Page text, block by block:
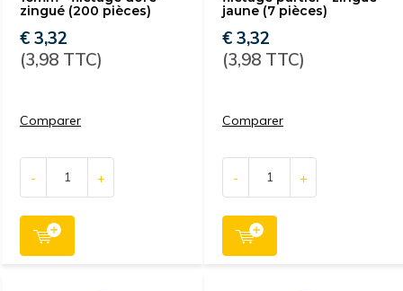
zingué (200 pièces)
€ 3,32
(3,98 TTC)
Comparer
- +
jaune (7 pièces)
€ 3,32
(3,98 TTC)
Comparer
- +